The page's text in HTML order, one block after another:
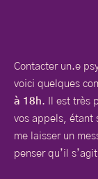
Contacter un.e
voici quelques
à 18h. Il est très
vos appels, étant
me laisser un
penser qu’il